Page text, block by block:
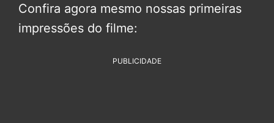
Confira agora mesmo nossas primeiras
impressões do filme:
PUBLICIDADE